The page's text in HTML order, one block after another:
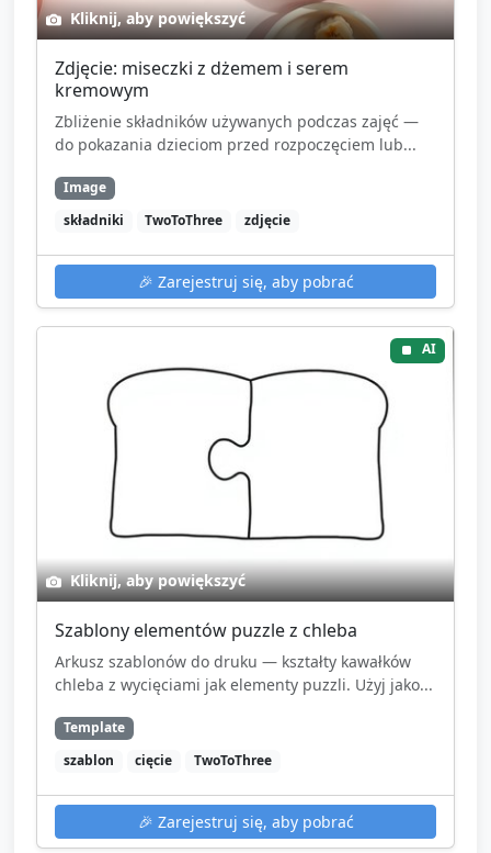
Kliknij, aby powiększyć
Zdjęcie: miseczki z dżemem i serem
kremowym
Zbliżenie składników używanych podczas zajęć —
do pokazania dzieciom przed rozpoczęciem lub...
Image
składniki
TwoToThree zdjęcie
🎉 Zarejestruj się, aby pobrać
AI
Kliknij, aby powiększyć
Szablony elementów puzzle z chleba
Arkusz szablonów do druku — kształty kawałków
chleba z wycięciami jak elementy puzzli. Użyj jako...
Template
szablon
cięcie TwoToThree
🎉 Zarejestruj się, aby pobrać